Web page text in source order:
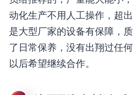
动化生产不用人工操作，超
是大型厂家的设备有保障，
了日常保养，没有出翔过任
以后希望继续合作。